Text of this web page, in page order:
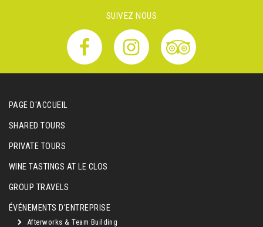
SUIVEZ NOUS
PAGE D'ACCUEIL
SHARED TOURS
PRIVATE TOURS
WINE TASTINGS AT LE CLOS
GROUP TRAVELS
ÉVÉNEMENTS D'ENTREPRISE
Afterworks & Team Building